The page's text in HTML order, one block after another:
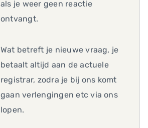
als je weer geen reactie
ontvangt.
Wat betreft je nieuwe vraag, je
betaalt altijd aan de actuele
registrar, zodra je bij ons komt
gaan verlengingen etc via ons
lopen.